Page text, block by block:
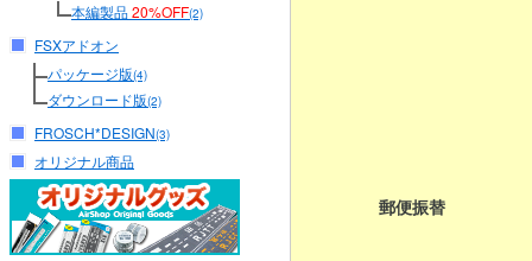
本編製品20%OFF(2)
FSXアドオン
パッケージ版(4)
ダウンロード版(2)
FROSCH*DESIGN(3)
オリジナル商品
郵便振替